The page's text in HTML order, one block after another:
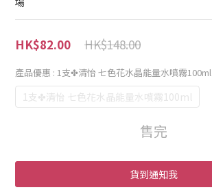
HK$148.00
HK$82.00
產品優惠 : 1支✤清怡 七色花水晶能量水噴霧100ml
1支✤清怡 七色花水晶能量水噴霧100ml
售完
貨到通知我